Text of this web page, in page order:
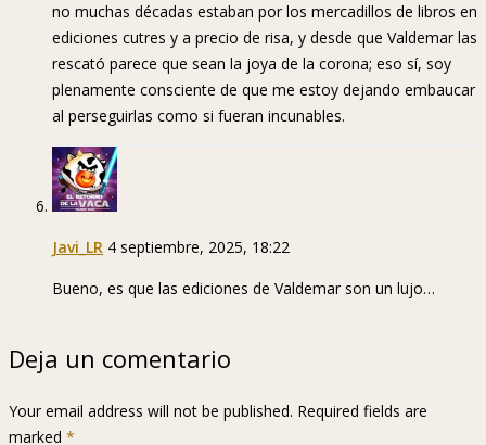
no muchas décadas estaban por los mercadillos de libros en
ediciones cutres y a precio de risa, y desde que Valdemar las
rescató parece que sean la joya de la corona; eso sí, soy
plenamente consciente de que me estoy dejando embaucar
al perseguirlas como si fueran incunables.
Javi_LR 4 septiembre, 2025, 18:22
Bueno, es que las ediciones de Valdemar son un lujo…
Deja un comentario
Your email address will not be published. Required fields are
marked *